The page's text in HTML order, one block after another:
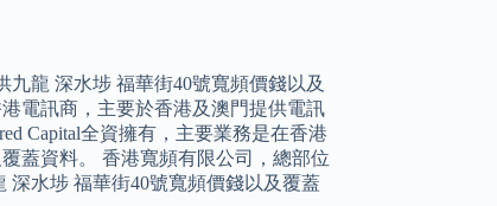
龍 深水埗 福華街40號寬頻價錢以及
電訊商，主要於香港及澳門提供電訊
Capital全資擁有，主要業務是在香港
蓋資料。 香港寬頻有限公司，總部位
深水埗 福華街40號寬頻價錢以及覆蓋